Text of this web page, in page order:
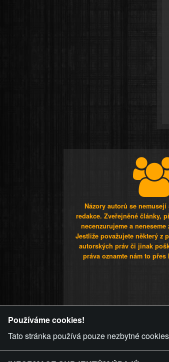
Názory autorů se
redakce. Zveřejněné články,
necenzurujeme a
Jestliže považujete některý z
autorských práv či jinak
práva oznamte nám to
Používáme cookies!
Tato stránka používá pouze nezbytné